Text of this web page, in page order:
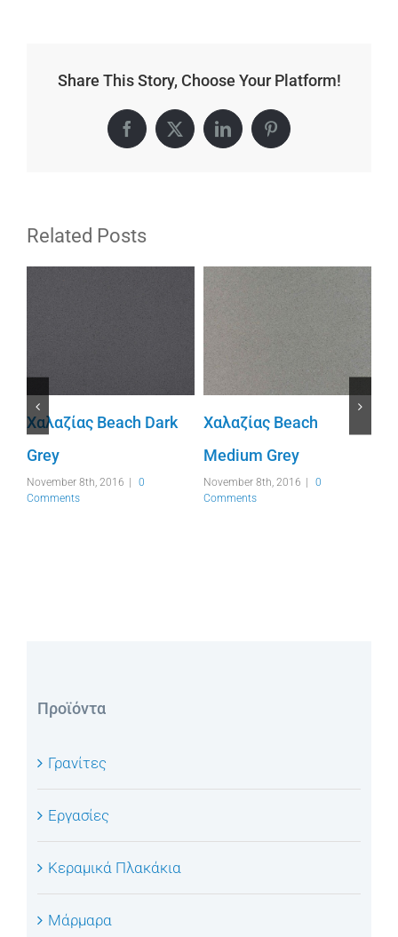
Share This Story, Choose Your Platform!
Facebook
X LinkedInPinterest
Related Posts
Χαλαζίας Beach Dark
Grey
November 8th, 2016 |
0
Comments
Χαλαζίας Beach
Medium Grey
November 8th, 2016 |
0
Comments
Προϊόντα
Γρανίτες
Εργασίες
Κεραμικά Πλακάκια
Μάρμαρα